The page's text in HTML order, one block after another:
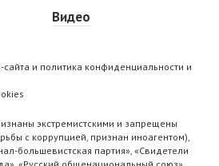
Видео
и политика конфиденциальности и
экстремистскими и запрещены
с коррупцией, признан иноагентом),
большевистская партия», «Свидетели
«Русский общенациональный союз»,